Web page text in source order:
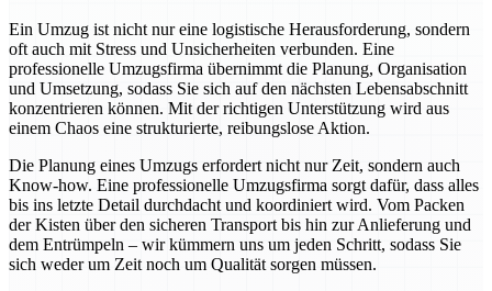
Ein Umzug ist nicht nur eine logistische Herausforderung, sondern
oft auch mit Stress und Unsicherheiten verbunden. Eine
professionelle Umzugsfirma übernimmt die Planung, Organisation
und Umsetzung, sodass Sie sich auf den nächsten Lebensabschnitt
konzentrieren können. Mit der richtigen Unterstützung wird aus
einem Chaos eine strukturierte, reibungslose Aktion.
Die Planung eines Umzugs erfordert nicht nur Zeit, sondern auch
Know-how. Eine professionelle Umzugsfirma sorgt dafür, dass alles
bis ins letzte Detail durchdacht und koordiniert wird. Vom Packen
der Kisten über den sicheren Transport bis hin zur Anlieferung und
dem Entrümpeln – wir kümmern uns um jeden Schritt, sodass Sie
sich weder um Zeit noch um Qualität sorgen müssen.